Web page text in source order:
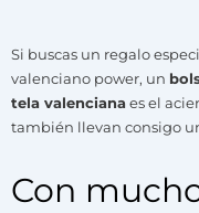
Si buscas un regalo
valenciano power, un
tela valencianaes el
también llevan consigo
Con